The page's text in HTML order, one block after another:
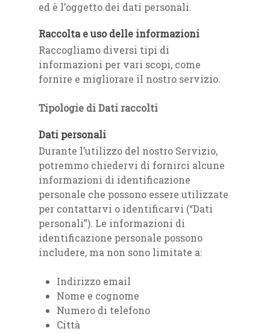
ed è l’oggetto dei dati personali.
Raccolta e uso delle informazioni
Raccogliamo diversi tipi di
informazioni per vari scopi, come
fornire e migliorare il nostro servizio.
Tipologie di Dati raccolti
Dati personali
Durante l’utilizzo del nostro Servizio,
potremmo chiedervi di fornirci alcune
informazioni di identificazione
personale che possono essere utilizzate
per contattarvi o identificarvi (“Dati
personali”). Le informazioni di
identificazione personale possono
includere, ma non sono limitate a:
Indirizzo email
Nome e cognome
Numero di telefono
Città